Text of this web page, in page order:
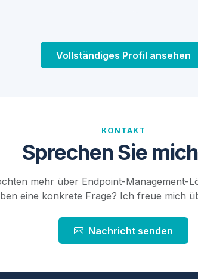
Vollständiges Profil ansehen
KONTAKT
Sprechen Sie
mehr über Endpoint-Management-
eine konkrete Frage? Ich freue mich
Nachricht senden